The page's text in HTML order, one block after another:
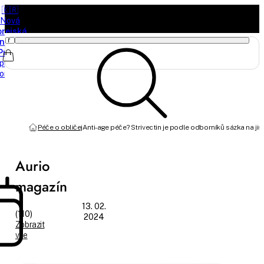
🇰🇷
Nová
Péče o obličejAnti-age péče? Strivectin je podle odborníků sázka na
13. 02.
2024
Aurio
magazín
(110)
Zobrazit
vše